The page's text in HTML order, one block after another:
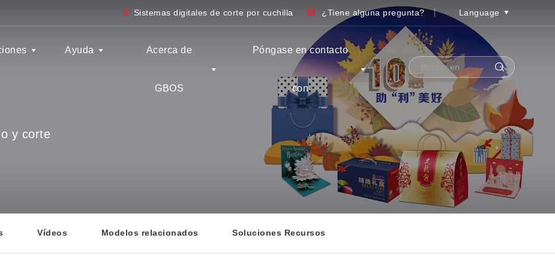
Sistemas digitales de corte por cuchilla ¿Tiene alguna pregunta? Language
Ayuda Acerca de
GBOS
Póngase en contacto
con
y corte
Vídeos Modelos relacionados Soluciones Recursos